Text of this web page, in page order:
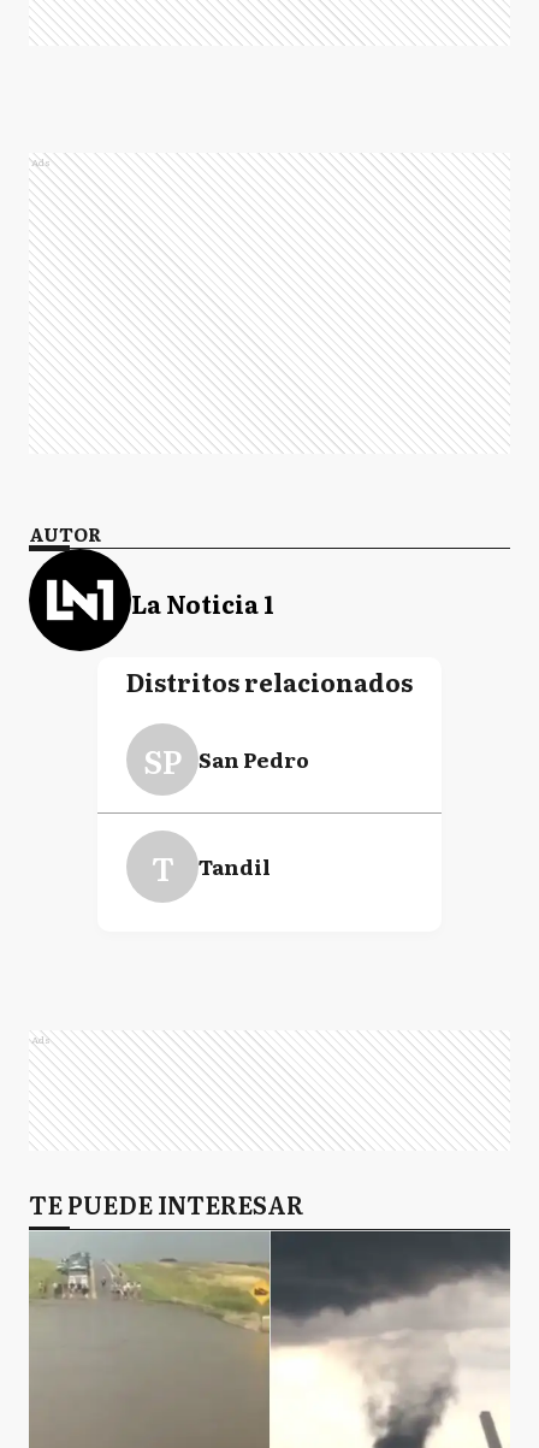
Ads
AUTOR
La Noticia 1
Distritos relacionados
SP San Pedro
T Tandil
Ads
TE PUEDE INTERESAR